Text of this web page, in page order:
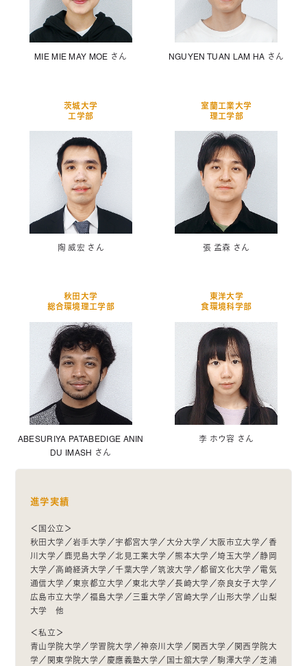
MIE MIE MAY MOE さん NGUYEN TUAN LAM HA さん
茨城大学
工学部
陶 威宏 さん
室蘭工業大学
理工学部
張 孟森 さん
秋田大学
総合環境理工学部
ABESURIYA PATABEDIGE ANIN
DU IMASH さん
東洋大学
食環境科学部
李 ホウ容 さん
進学実績
＜国公立＞
秋田大学／岩手大学／宇都宮大学／大分大学／大阪市立大学／香
川大学／鹿児島大学／北見工業大学／熊本大学／埼玉大学／静岡
大学／高崎経済大学／千葉大学／筑波大学／都留文化大学／電気
通信大学／東京都立大学／東北大学／長崎大学／奈良女子大学／
広島市立大学／福島大学／三重大学／宮崎大学／山形大学／山梨
大学 他
＜私立＞
青山学院大学／学習院大学／神奈川大学／関西大学／関西学院大
学／関東学院大学／慶應義塾大学／国士舘大学／駒澤大学／芝浦